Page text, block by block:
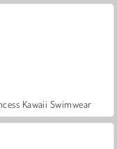
Kawaii Swimwear